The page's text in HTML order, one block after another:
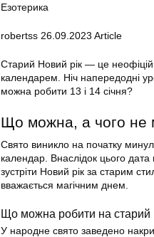
Езотерика
robertss 26.09.2023 Article
Старий Новий рік — це
календарем. Ніч напередодні
можна робити 13 і 14 січня?
Що можна, а чого не
Свято виникло на початку
календар. Внаслідок цього
зустріти Новий рік за старим
вважається магічним днем.
Що можна робити на старий
У народне свято заведено